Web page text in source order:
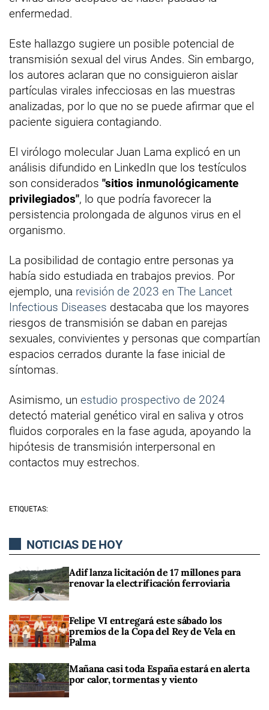
enfermedad.
Este hallazgo sugiere un posible potencial de
transmisión sexual del virus Andes. Sin embargo,
los autores aclaran que no consiguieron aislar
partículas virales infecciosas en las muestras
analizadas, por lo que no se puede afirmar que el
paciente siguiera contagiando.
El virólogo molecular Juan Lama explicó en un
análisis difundido en LinkedIn que los testículos
son considerados "sitios inmunológicamente
privilegiados", lo que podría favorecer la
persistencia prolongada de algunos virus en el
organismo.
La posibilidad de contagio entre personas ya
había sido estudiada en trabajos previos. Por
ejemplo, una revisión de 2023 en The Lancet
Infectious Diseases destacaba que los mayores
riesgos de transmisión se daban en parejas
sexuales, convivientes y personas que compartían
espacios cerrados durante la fase inicial de
síntomas.
Asimismo, un estudio prospectivo de 2024
detectó material genético viral en saliva y otros
fluidos corporales en la fase aguda, apoyando la
hipótesis de transmisión interpersonal en
contactos muy estrechos.
ETIQUETAS:
NOTICIAS DE HOY
Adif lanza licitación de 17 millones para
renovar la electrificación ferroviaria
Felipe VI entregará este sábado los
premios de la Copa del Rey de Vela en
Palma
Mañana casi toda España estará en alerta
por calor, tormentas y viento